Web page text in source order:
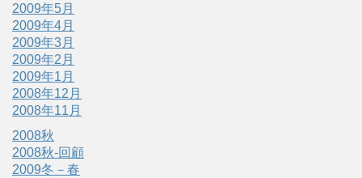
2009年5月
2009年4月
2009年3月
2009年2月
2009年1月
2008年12月
2008年11月
2008秋
2008秋-回顧
2009冬－春